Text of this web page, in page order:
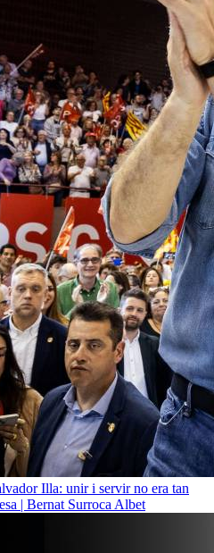
Illa: unir i servir no era tan
| Bernat Surroca Albet